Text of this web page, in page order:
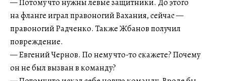
— Потому что нужны левые защитники. До этого
на фланге играл правоногий Вахания, сейчас —
правоногий Радченко. Также Жбанов получил
повреждение.
— Евгений Чернов. По нему что-то скажете? Почему
он не был вызван в команду?